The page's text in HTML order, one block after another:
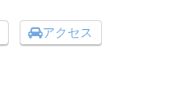
アクセス